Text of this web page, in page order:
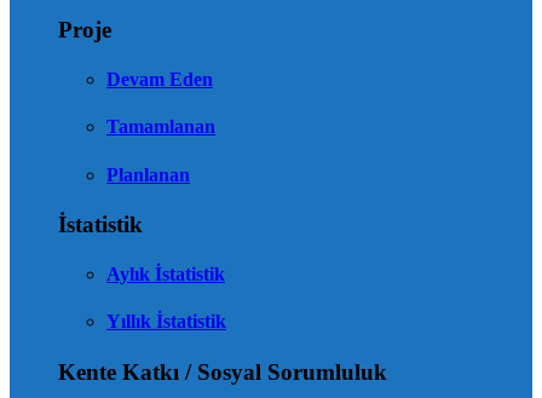
Proje
Devam Eden
Tamamlanan
Planlanan
İstatistik
Aylık İstatistik
Yıllık İstatistik
Kente Katkı / Sosyal Sorumluluk